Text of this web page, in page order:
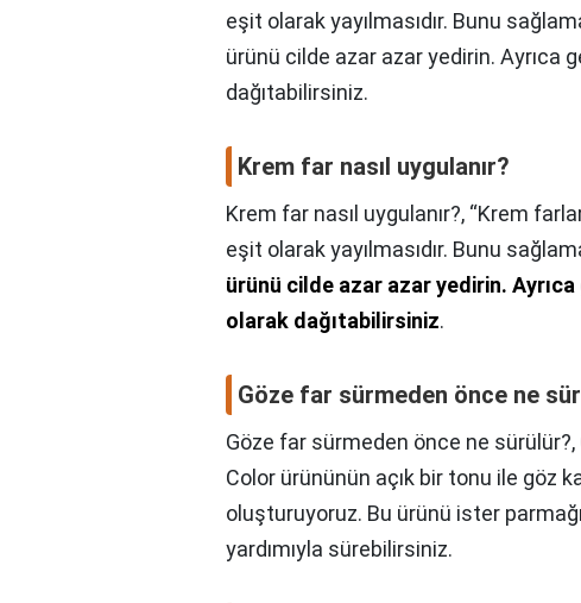
eşit olarak yayılmasıdır. Bunu
ürünü cilde azar azar yedirin. Ayrıca
dağıtabilirsiniz.
Krem far nasıl uygulanır?
Krem far nasıl uygulanır?, “Krem
eşit olarak yayılmasıdır. Bunu
ürünü cilde azar azar yedirin.
olarak dağıtabilirsiniz.
Göze far sürmeden önce ne
Göze far sürmeden önce ne sürülür?,
Color ürününün açık bir tonu ile göz
oluşturuyoruz. Bu ürünü ister
yardımıyla sürebilirsiniz.